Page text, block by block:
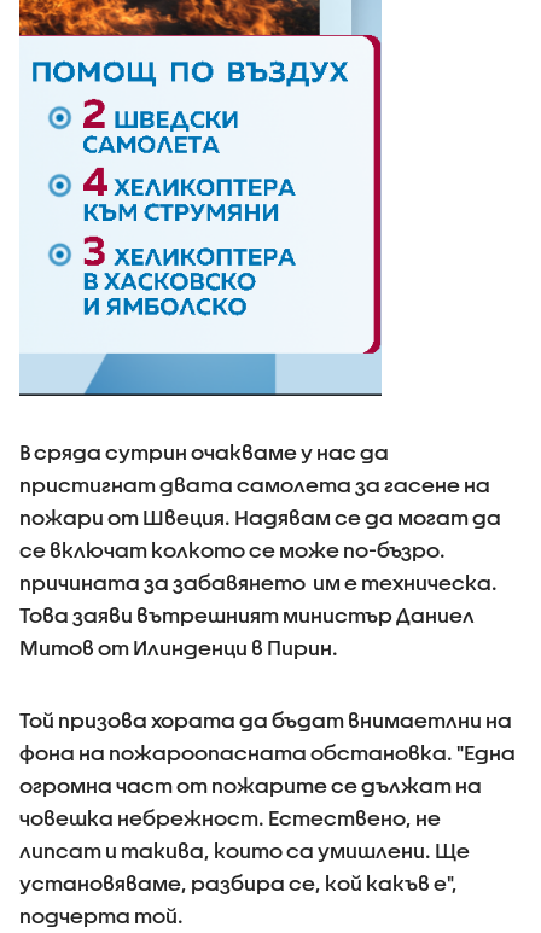
В сряда сутрин очакваме у нас да
пристигнат двата самолета за гасене на
пожари от Швеция. Надявам се да могат да
се включат колкото се може по-бъзро.
причината за забавянето им е техническа.
Това заяви вътрешният министър Даниел
Митов от Илинденци в Пирин.
Той призова хората да бъдат внимаетлни на
фона на пожароопасната обстановка. "Една
огромна част от пожарите се дължат на
човешка небрежност. Естествено, не
липсат и такива, които са умишлени. Ще
установяваме, разбира се, кой какъв е",
подчерта той.